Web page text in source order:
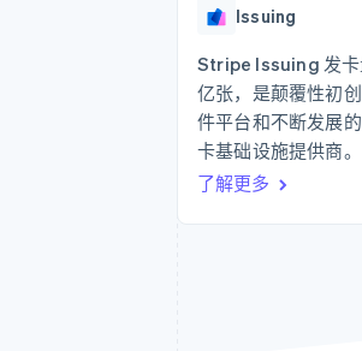
Issuing
Stripe Issuing 发卡
亿张，是颠覆性初
件平台和不断发展
卡基础设施提供商。
了解更多